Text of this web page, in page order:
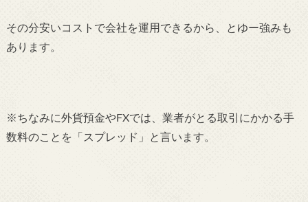
その分安いコストで会社を運用できるから、とゆー強みも
あります。
※ちなみに外貨預金やFXでは、業者がとる取引にかかる手
数料のことを「スプレッド」と言います。